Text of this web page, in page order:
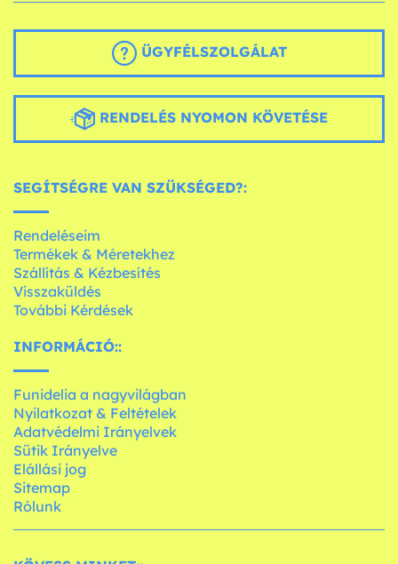
ÜGYFÉLSZOLGÁLAT
RENDELÉS NYOMON KÖVETÉSE
SEGÍTSÉGRE VAN SZÜKSÉGED?:
Rendeléseim
Termékek & Méretekhez
Szállítás & Kézbesítés
Visszaküldés
További Kérdések
INFORMÁCIÓ::
Funidelia a nagyvilágban
Nyilatkozat & Feltételek
Adatvédelmi Irányelvek
Sütik Irányelve
Elállási jog
Sitemap
Rólunk